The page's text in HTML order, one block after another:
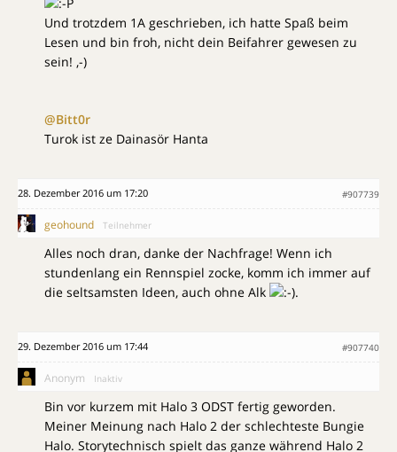
Und trotzdem 1A geschrieben, ich hatte Spaß beim
Lesen und bin froh, nicht dein Beifahrer gewesen zu
sein! ,-)
@Bitt0r
Turok ist ze Dainasör Hanta
28. Dezember 2016 um 17:20 #907739
geohound Teilnehmer
Alles noch dran, danke der Nachfrage! Wenn ich
stundenlang ein Rennspiel zocke, komm ich immer auf
die seltsamsten Ideen, auch ohne Alk
.
29. Dezember 2016 um 17:44 #907740
Anonym Inaktiv
Bin vor kurzem mit Halo 3 ODST fertig geworden.
Meiner Meinung nach Halo 2 der schlechteste Bungie
Halo. Storytechnisch spielt das ganze während Halo 2